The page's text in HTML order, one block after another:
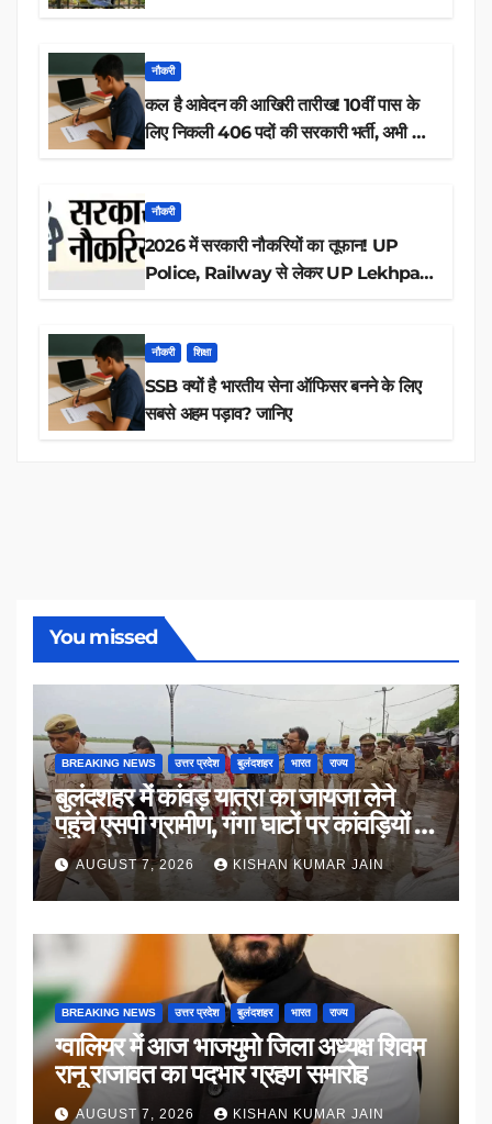
नौकरी
कल है आवेदन की आखिरी तारीख! 10वीं पास के
लिए निकली 406 पदों की सरकारी भर्ती, अभी करें
नौकरी
2026 में सरकारी नौकरियों का तूफान! UP
Police, Railway से लेकर UP Lekhpal
नौकरी शिक्षा
SSB क्यों है भारतीय सेना ऑफिसर बनने के लिए
सबसे अहम पड़ाव? जानिए
You missed
BREAKING NEWS उत्तर प्रदेश बुलंदशहर भारत राज्य
बुलंदशहर में कांवड़ यात्रा का जायजा लेने
पहुंचे एसपी ग्रामीण, गंगा घाटों पर कांवड़ियों से
किया संवाद
AUGUST 7, 2026 KISHAN KUMAR JAIN
BREAKING NEWS उत्तर प्रदेश बुलंदशहर भारत राज्य
ग्वालियर में आज भाजयुमो जिला अध्यक्ष शिवम
रानू राजावत का पदभार ग्रहण समारोह
AUGUST 7, 2026 KISHAN KUMAR JAIN